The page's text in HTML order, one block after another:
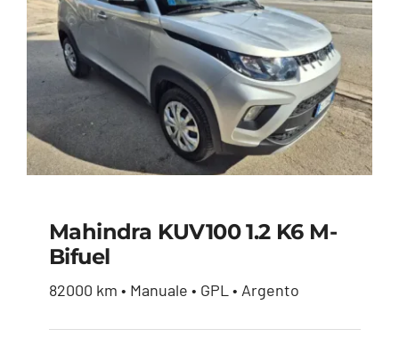
Mahindra KUV100 1.2
Mahindra KUV100 1.2 K6 M-
Bifuel
82000 km • Manuale • GPL • Argento